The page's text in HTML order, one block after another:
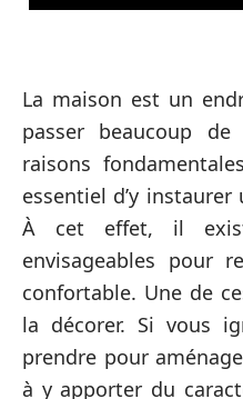
La maison est un
passer beaucoup de
raisons
essentiel d’y
À cet effet, il
envisageables pour
confortable. Une de
la décorer. Si vous
prendre pour
à y apporter du